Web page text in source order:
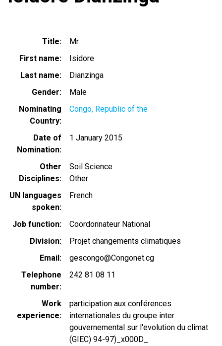
Title
Mr.
First name
Isidore
Last name
Dianzinga
Gender
Male
Nominating
Country
Congo, Republic of the
Date of
Nomination
1 January 2015
Other
Disciplines
Soil Science
Other
UN languages
spoken
French
Job function
Coordonnateur National
Division
Projet changements climatiques
Email
gescongo@Congonet.cg
Telephone
number
242 81 08 11
Work
experience
participation aux conférences
internationales du groupe inter
gouvernemental sur l'evolution du climat
(GIEC) 94-97)_x000D_